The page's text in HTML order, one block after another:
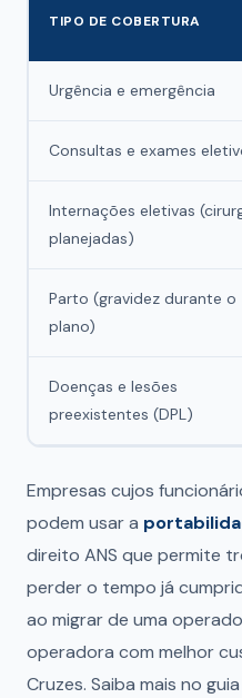
TIPO DE COBERTURA
Urgência e emergência
Consultas e exames
Internações eletivas
planejadas)
Parto (gravidez durante o
plano)
Doenças e lesões
preexistentes (DPL)
Empresas cujos
podem usar a
direito ANS que permite
perder o tempo já
ao migrar de uma
operadora com melhor
Cruzes. Saiba mais no